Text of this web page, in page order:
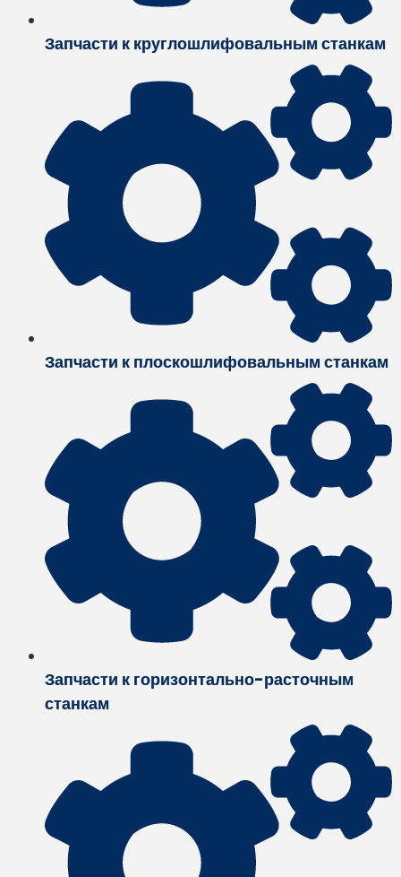
Запчасти к круглошлифовальным станкам
Запчасти к плоскошлифовальным станкам
Запчасти к горизонтально-расточным
станкам